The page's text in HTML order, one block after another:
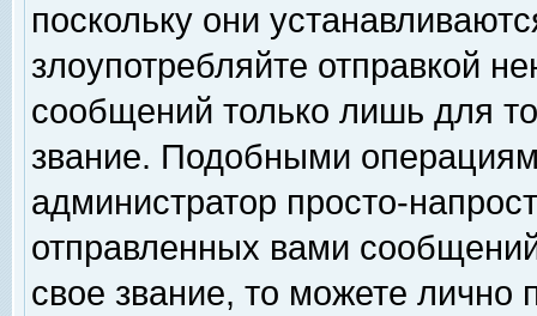
поскольку они
злоупотребляйте отправкой
сообщений только лишь для
звание. Подобными
администратор просто-
отправленных вами
свое звание, то можете лично